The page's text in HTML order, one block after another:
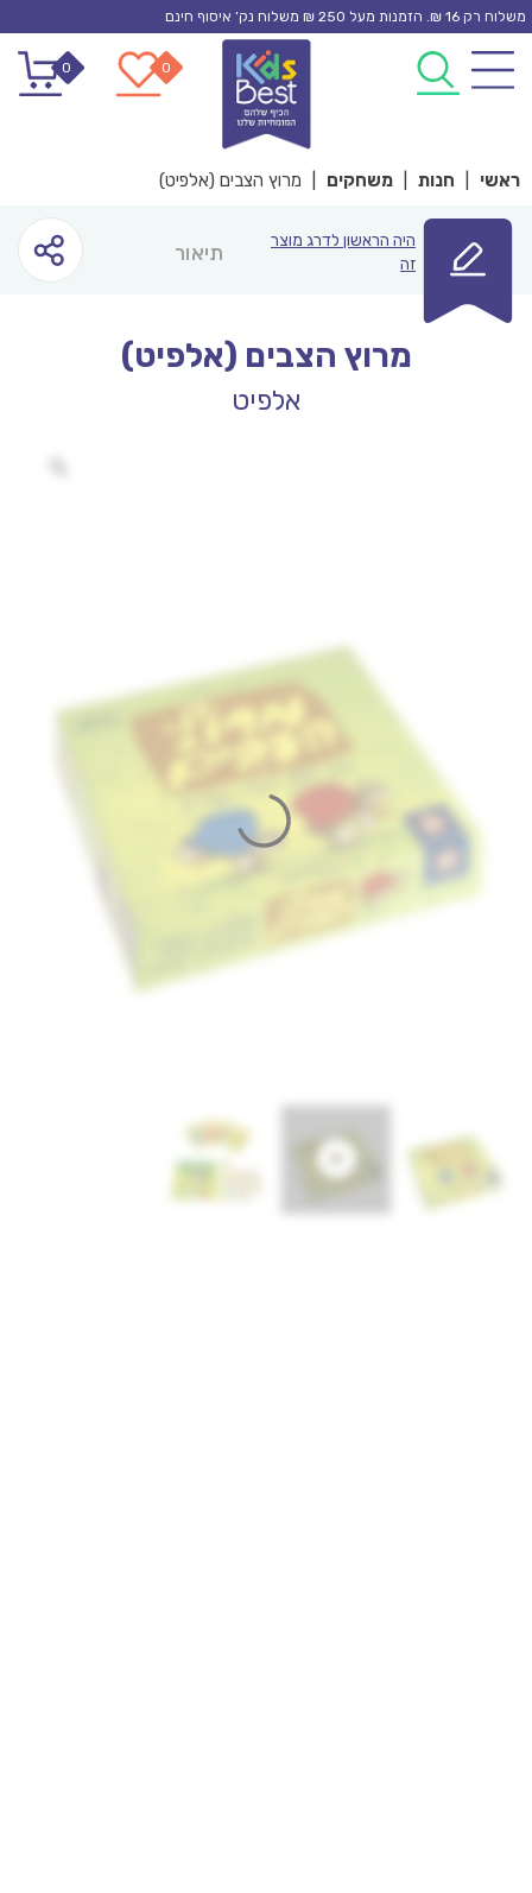
Skip
content
משלוח רק 16 ₪. הזמנות מעל 250 ₪ משלוח נק’ איסוף חינם
0
0
ראשי חנות משחקים מרוץ הצבים (אלפיט)
היה הראשון לדרג מוצר
זה
תיאור
מרוץ הצבים (אלפיט)
אלפיט